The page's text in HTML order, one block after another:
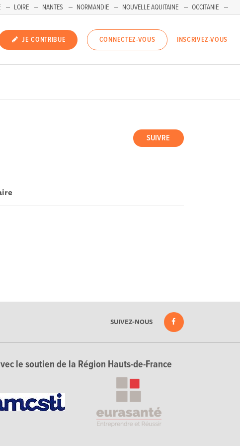
LOIRE NANTES NORMANDIE NOUVELLE AQUITAINE
OCCITANIE
JE CONTRIBUE CONNECTEZ-VOUS INSCRIVEZ-VOUS
SUIVRE
SUIVEZ-NOUS
le soutien de la Région Hauts-de-France